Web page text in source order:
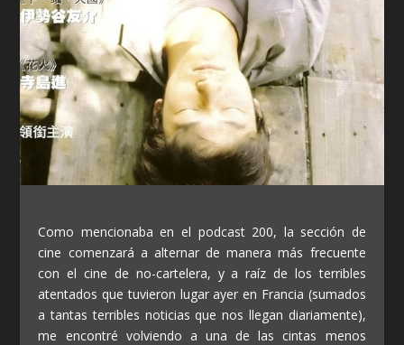
Como mencionaba en el podcast 200, la sección de
cine comenzará a alternar de manera más frecuente
con el cine de no-cartelera, y a raíz de los terribles
atentados que tuvieron lugar ayer en Francia (sumados
a tantas terribles noticias que nos llegan diariamente),
me encontré volviendo a una de las cintas menos